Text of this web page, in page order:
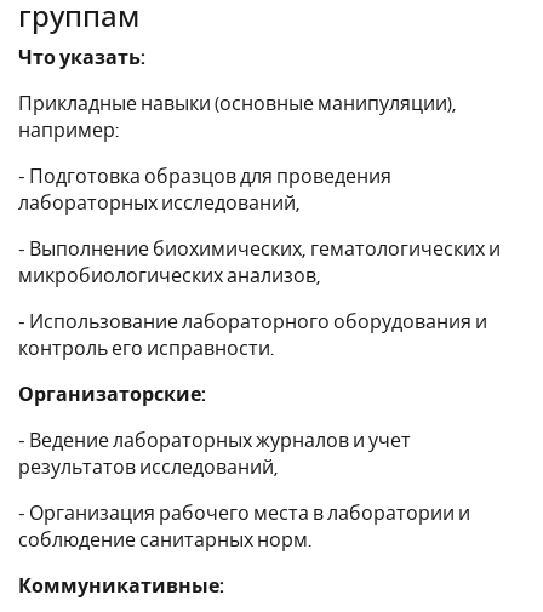
группам
Что указать:
Прикладные навыки (основные манипуляции),
например:
- Подготовка образцов для проведения
лабораторных исследований,
- Выполнение биохимических, гематологических и
микробиологических анализов,
- Использование лабораторного оборудования и
контроль его исправности.
Организаторские:
- Ведение лабораторных журналов и учет
результатов исследований,
- Организация рабочего места в лаборатории и
соблюдение санитарных норм.
Коммуникативные: